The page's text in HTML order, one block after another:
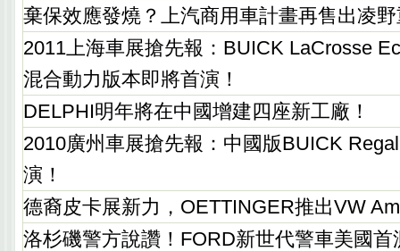
棄保效應發燒？上汽商用車計畫再售出凌
2011上海車展搶先報：BUICK LaCrosse
混合動力版本即將首演！
DELPHI明年將在中國增建四座新工廠！
2010廣州車展搶先報：中國版BUICK
演！
德裔皮卡展新力，OETTINGER推出VW
洛杉磯警方說讚！FORD新世代警車美國首